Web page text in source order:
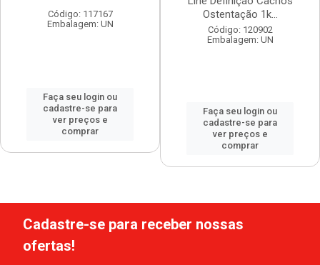
Código: 117167
Embalagem: UN
Faça seu login ou
cadastre-se para
ver preços e
comprar
Ostentação 1k...
Código: 120902
Embalagem: UN
Faça seu login ou
cadastre-se para
ver preços e
comprar
Cadastre-se para receber nossas
ofertas!